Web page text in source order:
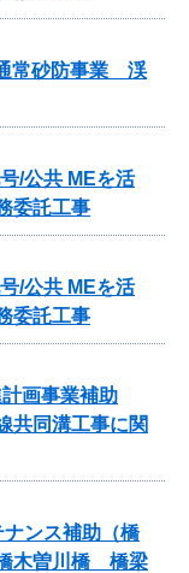
常砂防事業 渓
/公共 MEを活
委託工事
/公共 MEを活
委託工事
画事業補助
共同溝工事に関
ンス補助（橋
木曽川橋 橋梁